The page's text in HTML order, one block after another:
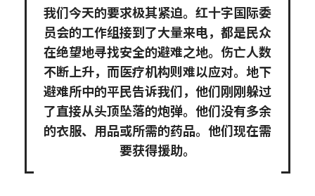
我们今天的要求极其紧迫。红十字国际委
员会的工作组接到了大量来电，都是民众
在绝望地寻找安全的避难之地。伤亡人数
不断上升，而医疗机构则难以应对。地下
避难所中的平民告诉我们，他们刚刚躲过
了直接从头顶坠落的炮弹。他们没有多余
的衣服、用品或所需的药品。他们现在需
要获得援助。